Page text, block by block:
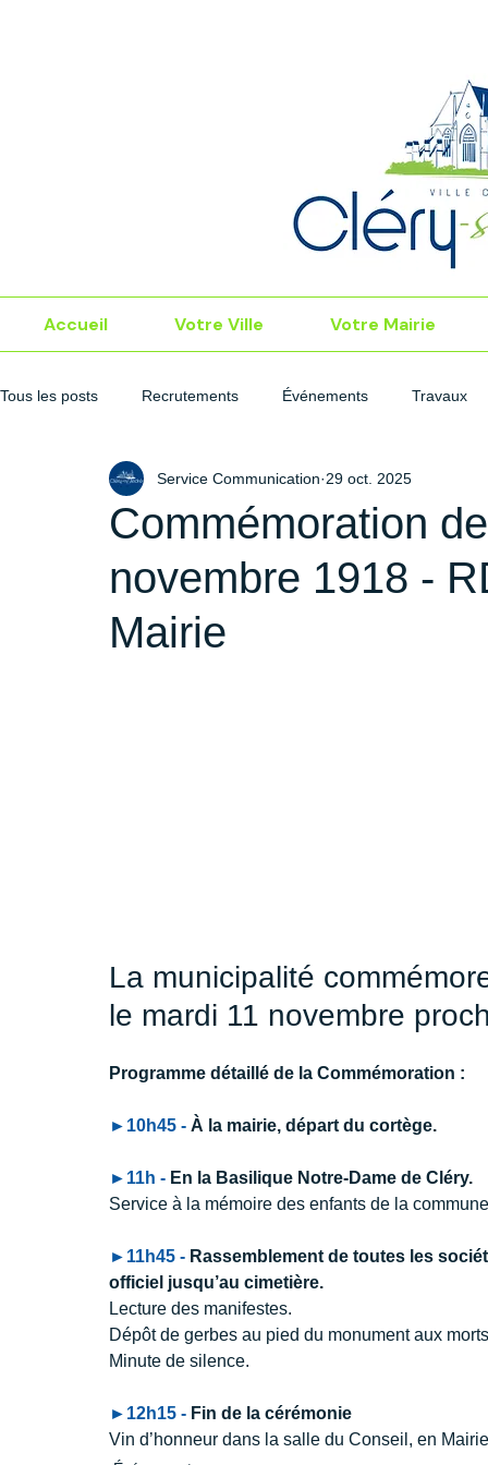
Accueil Votre Ville Votre Mairie
Tous les posts Recrutements Événements Travaux
Commémoration
novembre 1918 -
Mairie
Service Communication 29 oct. 2025
La municipalité
le mardi 11 novembre
Programme détaillé de la Commémoration :
►10h45 - À la mairie, départ du cortège.
►11h - En la Basilique Notre-Dame de Cléry.
Service à la mémoire des enfants de la
►11h45 - Rassemblement de toutes les
officiel jusqu’au cimetière.
Lecture des manifestes.
Dépôt de gerbes au pied du monument aux
Minute de silence.
►12h15 - Fin de la cérémonie
Vin d’honneur dans la salle du Conseil, en